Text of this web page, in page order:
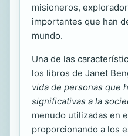
misioneros,
importantes que han
mundo.
Una de las
los libros de Janet
vida de personas que
significativas a la
menudo utilizadas en
proporcionando a los